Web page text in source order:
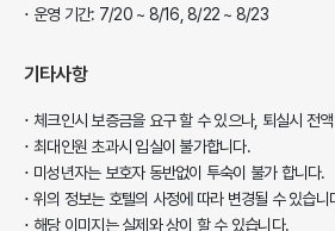
운영 기간: 7/20 ~ 8/16, 8/22 ~ 8/23
기타사항
체크인시 보증금을 요구 할 수 있으나, 퇴실시 전
최대인원 초과시 입실이 불가합니다.
미성년자는 보호자 동반없이 투숙이 불가 합니다.
위의 정보는 호텔의 사정에 따라 변경될 수 있습니
해당 이미지는 실제와 상이 할 수 있습니다.